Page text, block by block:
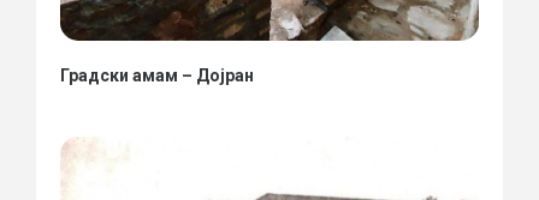
Градски амам – Дојран